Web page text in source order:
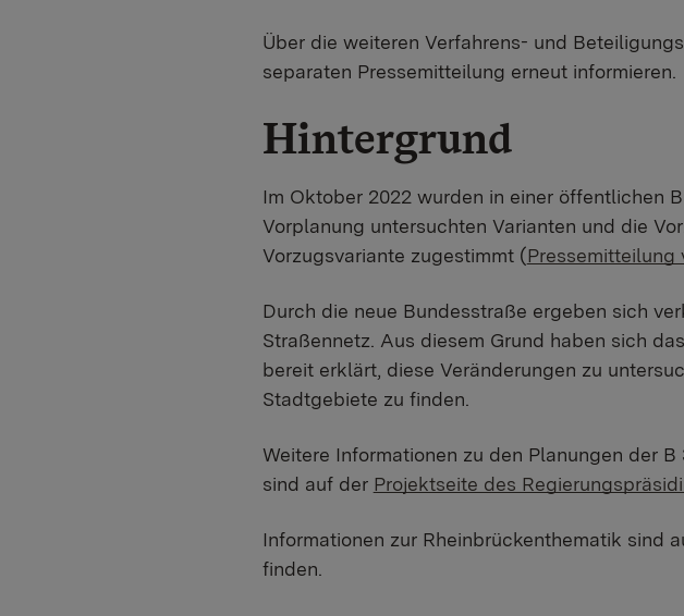
Über die weiteren Verfahrens- und
separaten Pressemitteilung erneut informieren.
Hintergrund
Im Oktober 2022 wurden in einer öffentlichen
Vorplanung untersuchten Varianten und die
Vorzugsvariante zugestimmt (Pressemitteilung
Durch die neue Bundesstraße ergeben sich
Straßennetz. Aus diesem Grund haben sich
bereit erklärt, diese Veränderungen zu
Stadtgebiete zu finden.
Weitere Informationen zu den Planungen der
sind auf der Projektseite des
Informationen zur Rheinbrückenthematik sind
finden.